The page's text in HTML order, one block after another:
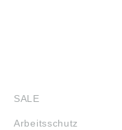
SALE
Arbeitsschutz